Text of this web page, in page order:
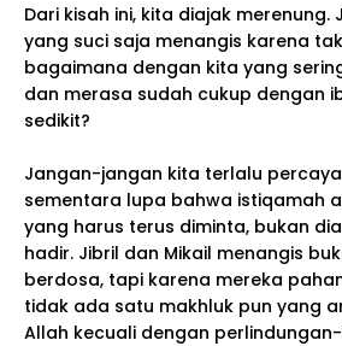
Dari kisah ini, kita diajak
yang suci saja menangis karena
bagaimana dengan kita yang
dan merasa sudah cukup dengan
sedikit?
Jangan-jangan kita terlalu
sementara lupa bahwa istiqamah
yang harus terus diminta, bukan
hadir. Jibril dan Mikail menangis
berdosa, tapi karena mereka
tidak ada satu makhluk pun yang
Allah kecuali dengan